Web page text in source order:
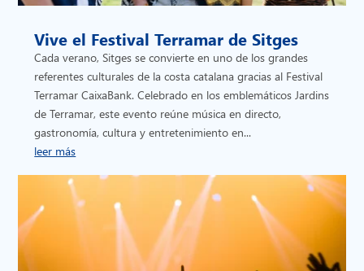
Vive el Festival Terramar de Sitges
Cada verano, Sitges se convierte en uno de los grandes
referentes culturales de la costa catalana gracias al Festival
Terramar CaixaBank. Celebrado en los emblemáticos Jardins
de Terramar, este evento reúne música en directo,
gastronomía, cultura y entretenimiento en...
leer más